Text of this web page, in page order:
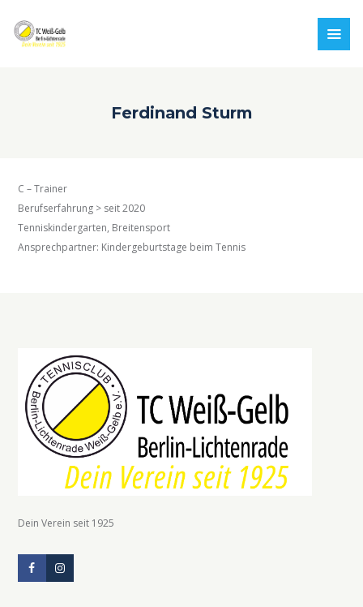
Ferdinand Sturm
C – Trainer
Berufserfahrung > seit 2020
Tenniskindergarten, Breitensport
Ansprechpartner: Kindergeburtstage beim Tennis
Dein Verein seit 1925